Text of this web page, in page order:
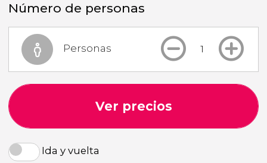
Número de personas
Personas
Ver precios
Ida y vuelta